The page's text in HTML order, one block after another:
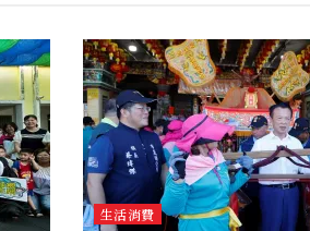
生活消費